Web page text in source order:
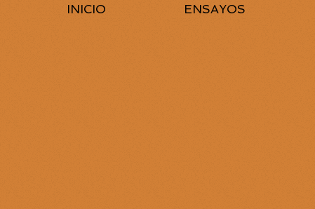
INICIO ENSAYOS